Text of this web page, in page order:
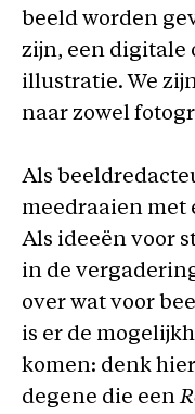
beeld worden
zijn, een digitale
illustratie. We
naar zowel
Als
meedraaien met
Als ideeën voor
in de
over wat voor
is er de
komen: denk
degene die een